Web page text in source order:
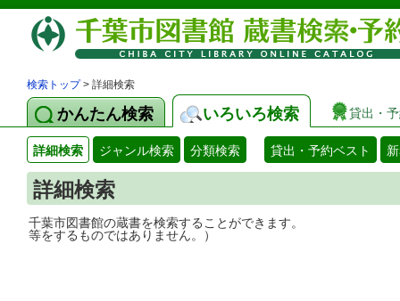
検索トップ> 詳細検索
かんたん検索 いろいろ検索 貸出・
詳細検索 ジャンル検索 分類検索 貸出・予約ベスト
詳細検索
千葉市図書館の蔵書を検索することがで
等をするものではありません。）